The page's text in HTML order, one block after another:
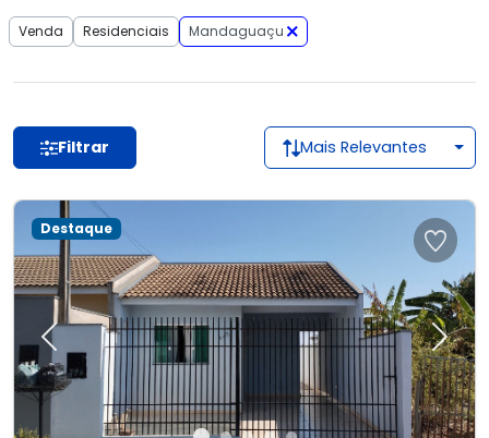
Venda Residenciais Mandaguaçu
Filtrar Mais Relevantes
Previous Next
Destaque